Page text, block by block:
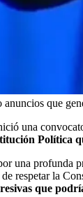
que
una
Política
una profunda
respetar la
que